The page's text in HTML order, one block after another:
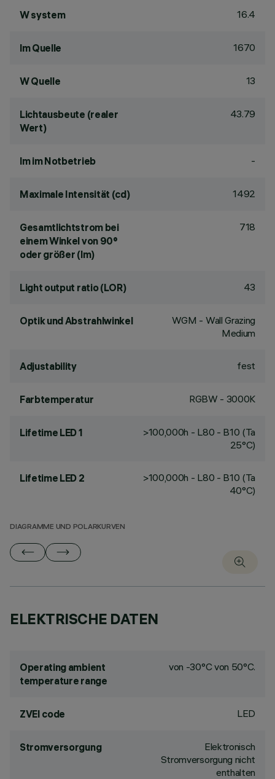
W system 16.4
lm Quelle 1670
W Quelle 13
Lichtausbeute (realer
Wert)
43.79
lm im Notbetrieb -
Maximale Intensität (cd) 1492
Gesamtlichtstrom bei
einem Winkel von 90°
oder größer (lm)
718
Light output ratio (LOR) 43
Optik und Abstrahlwinkel
WGM - Wall Grazing
Medium
Adjustability fest
Farbtemperatur RGBW - 3000K
Lifetime LED 1
>100,000h - L80 - B10 (Ta
25°C)
Lifetime LED 2
>100,000h - L80 - B10 (Ta
40°C)
DIAGRAMME UND POLARKURVEN
ELEKTRISCHE DATEN
Operating ambient
temperature range
von -30°C von 50°C.
ZVEI code LED
Stromversorgung
Elektronisch
Stromversorgung nicht
enthalten